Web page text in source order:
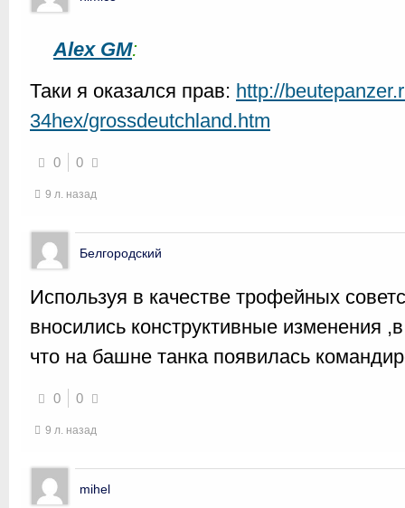
Alex GM:
Таки я оказался прав: http://
34hex/grossdeutchland.htm
0 0
9 л. назад
Белгородский
Используя в качестве трофейных
вносились конструктивные изменения
что на башне танка появилась
0 0
9 л. назад
mihel